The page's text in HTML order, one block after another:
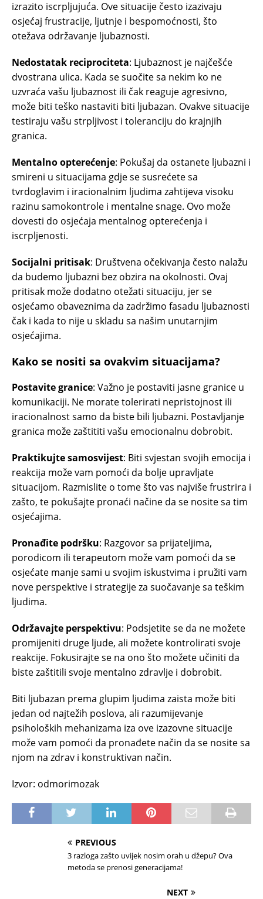
izrazito iscrpljujuća. Ove situacije često izazivaju
osjećaj frustracije, ljutnje i bespomoćnosti, što
otežava održavanje ljubaznosti.
Nedostatak reciprociteta: Ljubaznost je najčešće
dvostrana ulica. Kada se suočite sa nekim ko ne
uzvraća vašu ljubaznost ili čak reaguje agresivno,
može biti teško nastaviti biti ljubazan. Ovakve situacije
testiraju vašu strpljivost i toleranciju do krajnjih
granica.
Mentalno opterećenje: Pokušaj da ostanete ljubazni i
smireni u situacijama gdje se susrećete sa
tvrdoglavim i iracionalnim ljudima zahtijeva visoku
razinu samokontrole i mentalne snage. Ovo može
dovesti do osjećaja mentalnog opterećenja i
iscrpljenosti.
Socijalni pritisak: Društvena očekivanja često nalažu
da budemo ljubazni bez obzira na okolnosti. Ovaj
pritisak može dodatno otežati situaciju, jer se
osjećamo obaveznima da zadržimo fasadu ljubaznosti
čak i kada to nije u skladu sa našim unutarnjim
osjećajima.
Kako se nositi sa ovakvim situacijama?
Postavite granice: Važno je postaviti jasne granice u
komunikaciji. Ne morate tolerirati nepristojnost ili
iracionalnost samo da biste bili ljubazni. Postavljanje
granica može zaštititi vašu emocionalnu dobrobit.
Praktikujte samosvijest: Biti svjestan svojih emocija i
reakcija može vam pomoći da bolje upravljate
situacijom. Razmislite o tome što vas najviše frustrira i
zašto, te pokušajte pronaći načine da se nosite sa tim
osjećajima.
Pronađite podršku: Razgovor sa prijateljima,
porodicom ili terapeutom može vam pomoći da se
osjećate manje sami u svojim iskustvima i pružiti vam
nove perspektive i strategije za suočavanje sa teškim
ljudima.
Održavajte perspektivu: Podsjetite se da ne možete
promijeniti druge ljude, ali možete kontrolirati svoje
reakcije. Fokusirajte se na ono što možete učiniti da
biste zaštitili svoje mentalno zdravlje i dobrobit.
Biti ljubazan prema glupim ljudima zaista može biti
jedan od najtežih poslova, ali razumijevanje
psiholoških mehanizama iza ove izazovne situacije
može vam pomoći da pronađete način da se nosite sa
njom na zdrav i konstruktivan način.
Izvor: odmorimozak
PREVIOUS
3 razloga zašto uvijek nosim orah u džepu? Ova
metoda se prenosi generacijama!
NEXT